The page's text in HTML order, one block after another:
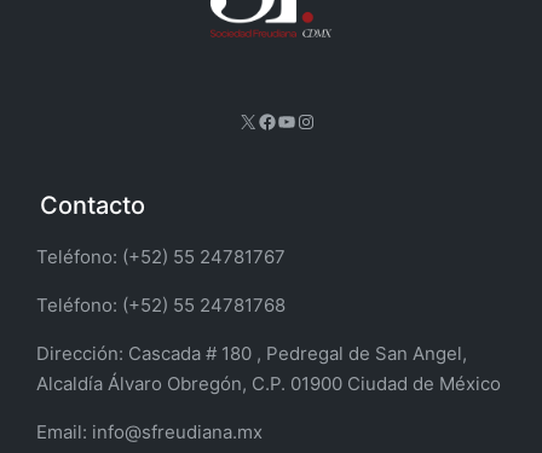
X Facebook
YouTube
Instagram
Contacto
Teléfono: (+52) 55 24781767
Teléfono: (+52) 55 24781768
Dirección: Cascada # 180 , Pedregal de San Angel,
Alcaldía Álvaro Obregón, C.P. 01900 Ciudad de México
Email: info@sfreudiana.mx